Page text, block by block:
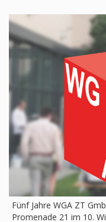
Fünf Jahre WGA ZT
Promenade 21 im 10.